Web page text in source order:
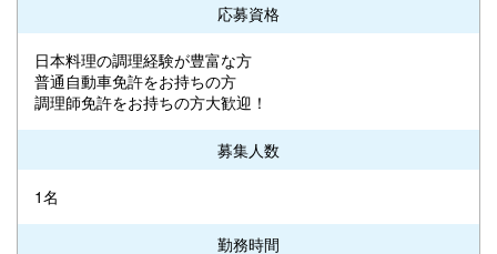
応募資格
日本料理の調理経験が豊富な方
普通自動車免許をお持ちの方
調理師免許をお持ちの方大歓迎！
募集人数
1名
勤務時間